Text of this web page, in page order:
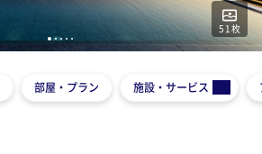
51 枚
123 45
部屋・プラン 施設・サービス